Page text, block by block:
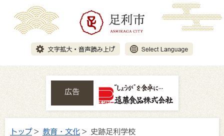
広告
トップ> 教育・文化 > 史跡足利学校